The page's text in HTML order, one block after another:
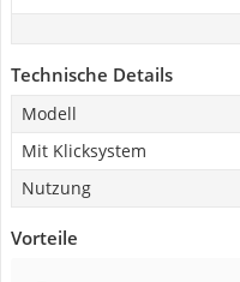
Technische Details
Modell
Mit Klicksystem
Nutzung
Vorteile